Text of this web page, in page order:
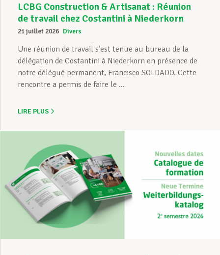
LCBG Construction & Artisanat : Réunion
de travail chez Costantini à Niederkorn
21 juillet 2026 Divers
Une réunion de travail s’est tenue au bureau de la
délégation de Costantini à Niederkorn en présence de
notre délégué permanent, Francisco SOLDADO. Cette
rencontre a permis de faire le ...
LIRE PLUS